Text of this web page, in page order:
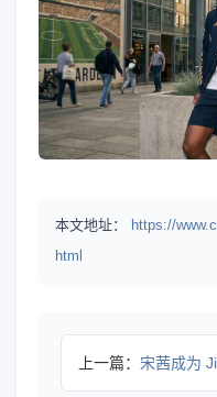
本文地址：
https://
html
上一篇： 宋茜成为